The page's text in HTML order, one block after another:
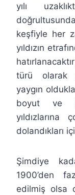
yılı
keşfiyle her
yıldızın
hatırlanacaktır
türü olarak
yaygın
boyut ve
dolandıkları
Şimdiye
1900’den
edilmiş olsa